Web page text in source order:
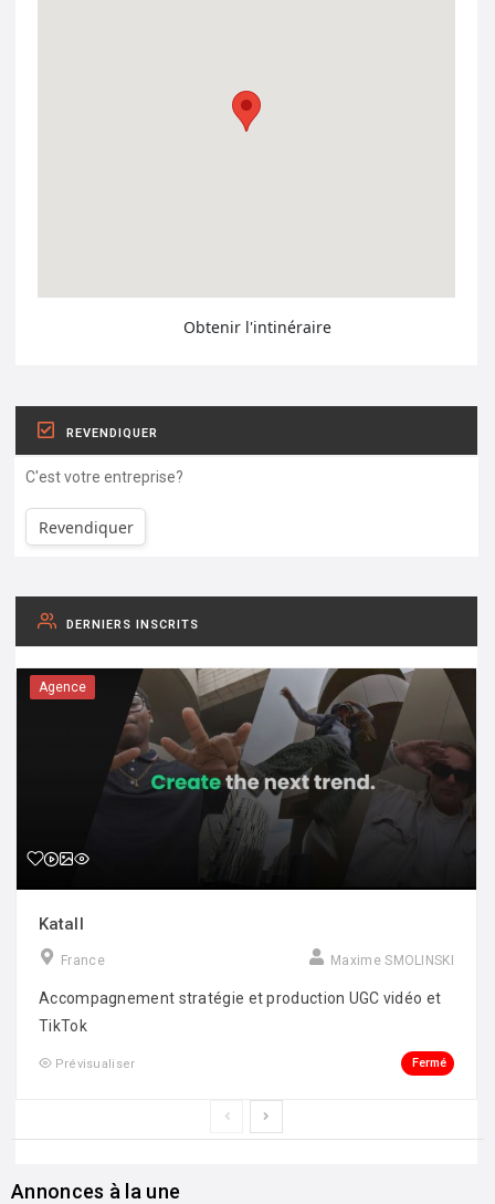
Obtenir l'intinéraire
REVENDIQUER
C'est votre entreprise?
Revendiquer
DERNIERS INSCRITS
Agence
Katall
France Maxime SMOLINSKI
Accompagnement stratégie et production UGC vidéo et
TikTok
Prévisualiser Fermé
Annonces à la une